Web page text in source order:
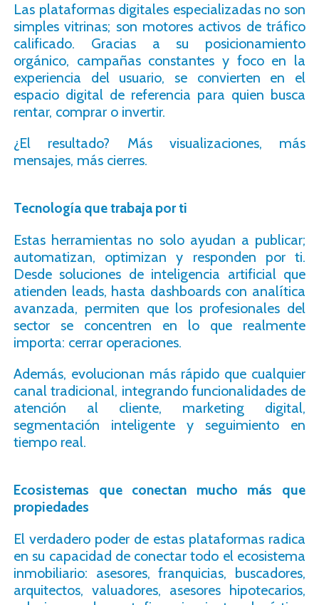
Las plataformas digitales especializadas no son
simples vitrinas; son motores activos de tráfico
calificado. Gracias a su posicionamiento
orgánico, campañas constantes y foco en la
experiencia del usuario, se convierten en el
espacio digital de referencia para quien busca
rentar, comprar o invertir.
¿El resultado? Más visualizaciones, más
mensajes, más cierres.
Tecnología que trabaja por ti
Estas herramientas no solo ayudan a publicar;
automatizan, optimizan y responden por ti.
Desde soluciones de inteligencia artificial que
atienden leads, hasta dashboards con analítica
avanzada, permiten que los profesionales del
sector se concentren en lo que realmente
importa: cerrar operaciones.
Además, evolucionan más rápido que cualquier
canal tradicional, integrando funcionalidades de
atención al cliente, marketing digital,
segmentación inteligente y seguimiento en
tiempo real.
Ecosistemas que conectan mucho más que
propiedades
El verdadero poder de estas plataformas radica
en su capacidad de conectar todo el ecosistema
inmobiliario: asesores, franquicias, buscadores,
arquitectos, valuadores, asesores hipotecarios,